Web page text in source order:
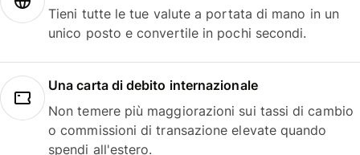
Tieni tutte le tue valute a portata di mano in un
unico posto e convertile in pochi secondi.
Una carta di debito internazionale
Non temere più maggiorazioni sui tassi di cambio
o commissioni di transazione elevate quando
spendi all'estero.